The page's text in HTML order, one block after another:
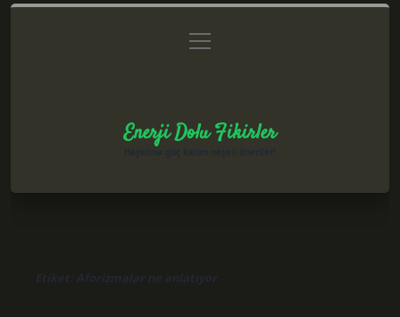
Gizlilik Politikası
menüyü
aç
Enerji Dolu Fikirler
Etiket: Aforizmalar ne anlatıyor